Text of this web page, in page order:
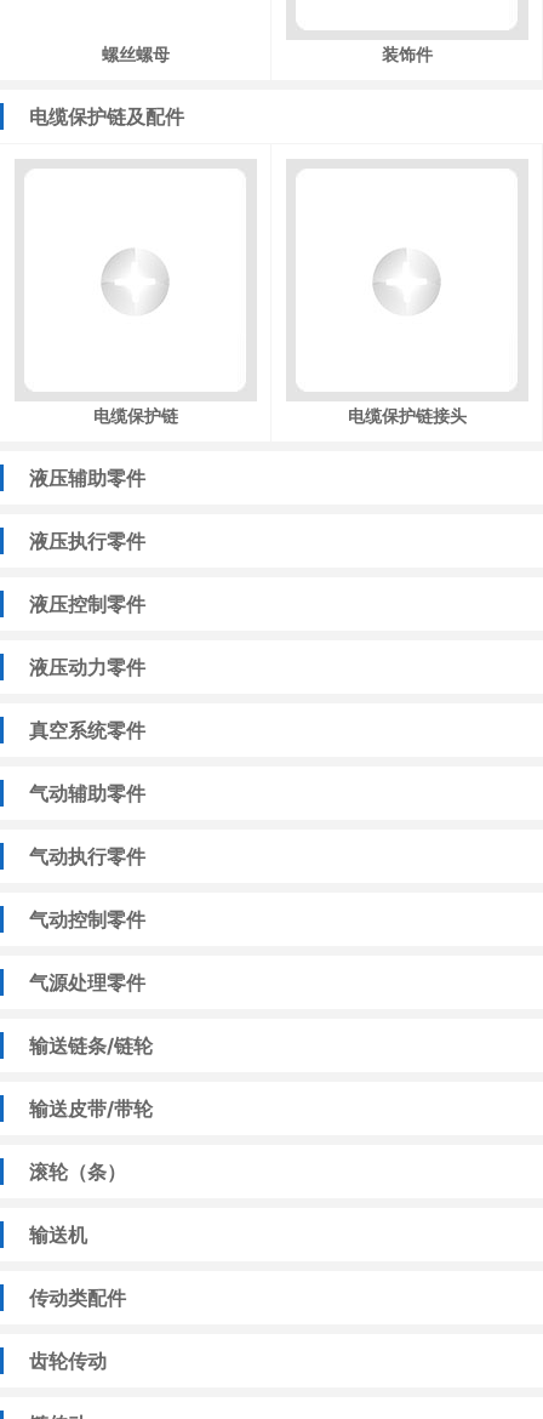
螺丝螺母 装饰件
电缆保护链及配件
电缆保护链 电缆保护链接头
液压辅助零件
液压执行零件
液压控制零件
液压动力零件
真空系统零件
气动辅助零件
气动执行零件
气动控制零件
气源处理零件
输送链条/链轮
输送皮带/带轮
滚轮（条）
输送机
传动类配件
齿轮传动